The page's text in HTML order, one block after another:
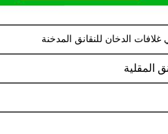
المقلية